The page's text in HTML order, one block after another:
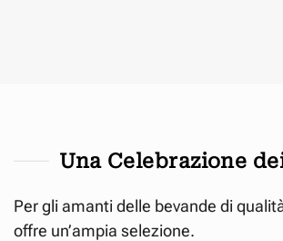
Una Celebrazione
Per gli amanti delle bevande di
offre un’ampia selezione.